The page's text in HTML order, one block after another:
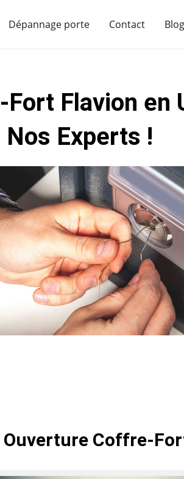
Dépannage porte Contact Blog
Flavion en
Experts !
Coffre-